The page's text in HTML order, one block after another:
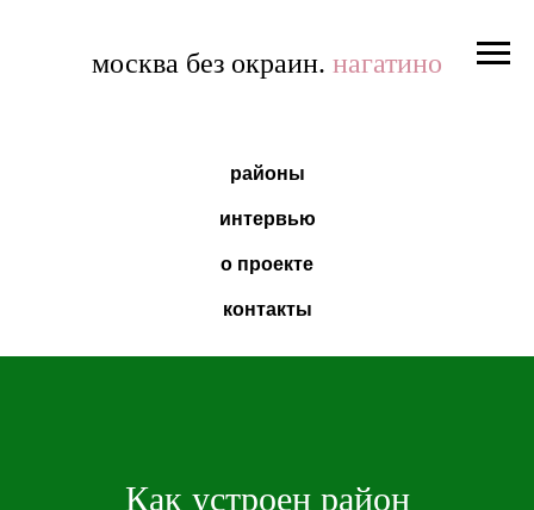
москва без окраин. нагатино
районы
интервью
о проекте
контакты
Как устроен район